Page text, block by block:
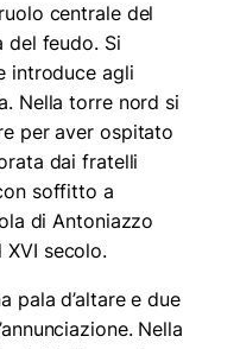
centrale del
del feudo. Si
introduce agli
Nella torre nord si
per aver ospitato
dai fratelli
soffitto a
di Antoniazzo
XVI secolo.
pala d’altare e due
Nella